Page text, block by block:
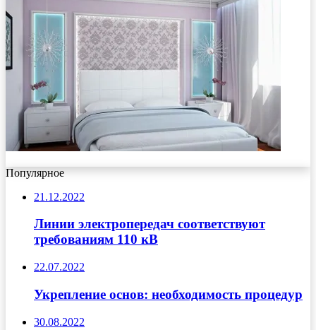
Популярное
21.12.2022
Линии электропередач соответствуют
требованиям 110 кВ
22.07.2022
Укрепление основ: необходимость процедур
30.08.2022